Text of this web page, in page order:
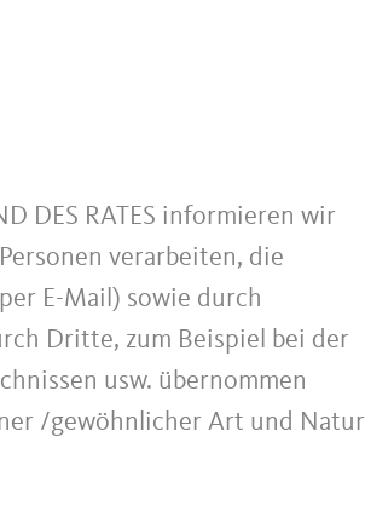
DES RATES informieren wir
verarbeiten, die
E-Mail) sowie durch
Dritte, zum Beispiel bei der
usw. übernommen
/gewöhnlicher Art und Natur